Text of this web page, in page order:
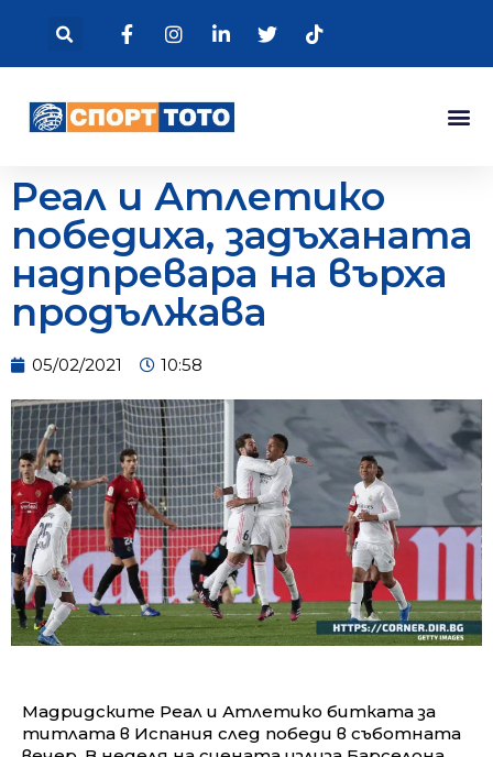
Реал и Атлетико
победиха, задъханата
надпревара на върха
продължава
05/02/2021 10:58
Мадридските Реал и Атлетико битката за
титлата в Испания след победи в съботната